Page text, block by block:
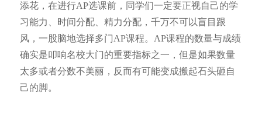
添花，在进行AP选课前，同学们一定要正视自己的学
习能力、时间分配、精力分配，千万不可以盲目跟
风，一股脑地选择多门AP课程。AP课程的数量与成绩
确实是叩响名校大门的重要指标之一，但是如果数量
太多或者分数不美丽，反而有可能变成搬起石头砸自
己的脚。